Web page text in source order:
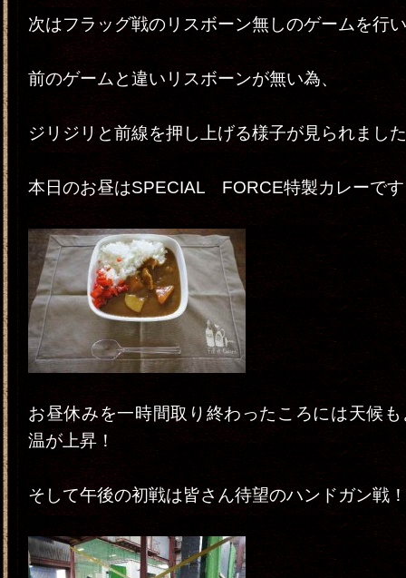
次はフラッグ戦のリスボーン無しのゲームを行
前のゲームと違いリスボーンが無い為、
ジリジリと前線を押し上げる様子が見られまし
本日のお昼はSPECIAL FORCE特製カレーで
お昼休みを一時間取り終わったころには天候
温が上昇！
そして午後の初戦は皆さん待望のハンドガン戦！